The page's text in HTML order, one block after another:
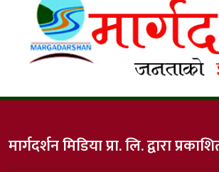
मार्गदर्शन मिडिया प्रा. लि. द्वारा